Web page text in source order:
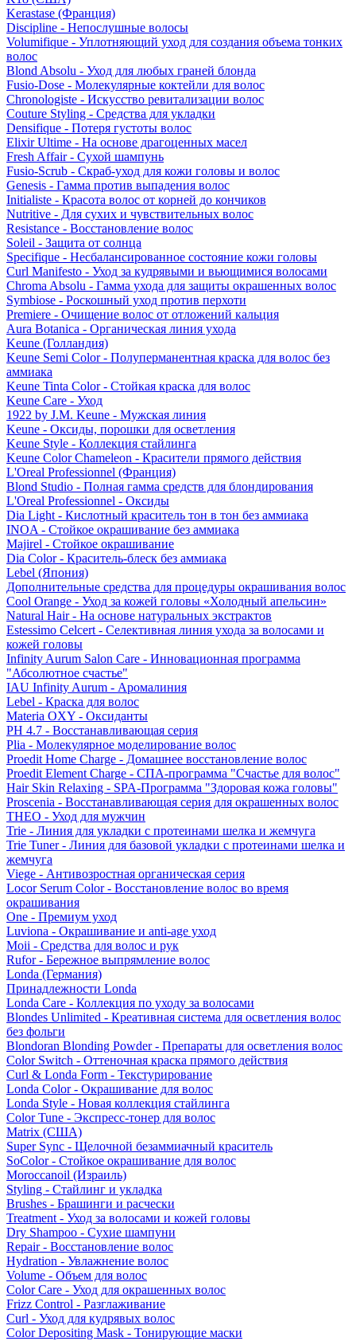
Kerastase (Франция)
Discipline - Непослушные волосы
Volumifique - Уплотняющий уход для создания объема тонких
волос
Blond Absolu - Уход для любых граней блонда
Fusio-Dose - Молекулярные коктейли для волос
Chronologiste - Искусство ревитализации волос
Couture Styling - Средства для укладки
Densifique - Потеря густоты волос
Elixir Ultime - На основе драгоценных масел
Fresh Affair - Сухой шампунь
Fusio-Scrub - Скраб-уход для кожи головы и волос
Genesis - Гамма против выпадения волос
Initialiste - Красота волос от корней до кончиков
Nutritive - Для сухих и чувствительных волос
Resistance - Восстановление волос
Soleil - Защита от солнца
Specifique - Несбалансированное состояние кожи головы
Curl Manifesto - Уход за кудрявыми и вьющимися волосами
Chroma Absolu - Гамма ухода для защиты окрашенных волос
Symbiose - Роскошный уход против перхоти
Premiere - Очищение волос от отложений кальция
Aura Botanica - Органическая линия ухода
Keune (Голландия)
Keune Semi Color - Полуперманентная краска для волос без
аммиака
Keune Tinta Color - Стойкая краска для волос
Keune Care - Уход
1922 by J.M. Keune - Мужская линия
Keune - Оксиды, порошки для осветления
Keune Style - Коллекция стайлинга
Keune Color Chameleon - Красители прямого действия
L'Oreal Professionnel (Франция)
Blond Studio - Полная гамма средств для блондирования
L'Oreal Professionnel - Оксиды
Dia Light - Кислотный краситель тон в тон без аммиака
INOA - Стойкое окрашивание без аммиака
Majirel - Стойкое окрашивание
Dia Color - Краситель-блеск без аммиака
Lebel (Япония)
Дополнительные средства для процедуры окрашивания волос
Cool Orange - Уход за кожей головы «Холодный апельсин»
Natural Hair - На основе натуральных экстрактов
Estessimo Celcert - Селективная линия ухода за волосами и
кожей головы
Infinity Aurum Salon Care - Инновационная программа
"Абсолютное счастье"
IAU Infinity Aurum - Аромалиния
Lebel - Краска для волос
Materia OXY - Оксиданты
PH 4.7 - Восстанавливающая серия
Plia - Молекулярное моделирование волос
Proedit Home Charge - Домашнее восстановление волос
Proedit Element Charge - СПА-программа "Счастье для волос"
Hair Skin Relaxing - SPA-Программа "Здоровая кожа головы"
Proscenia - Восстанавливающая серия для окрашенных волос
THEO - Уход для мужчин
Trie - Линия для укладки с протеинами шелка и жемчуга
Trie Tuner - Линия для базовой укладки с протеинами шелка и
жемчуга
Viege - Антивозростная органическая серия
Locor Serum Color - Восстановление волос во время
окрашивания
One - Премиум уход
Luviona - Окрашивание и anti-age уход
Moii - Средства для волос и рук
Rufor - Бережное выпрямление волос
Londa (Германия)
Принадлежности Londa
Londa Care - Коллекция по уходу за волосами
Blondes Unlimited - Креативная система для осветления волос
без фольги
Blondoran Blonding Powder - Препараты для осветления волос
Color Switch - Оттеночная краска прямого действия
Curl & Londa Form - Текстурирование
Londa Color - Окрашивание для волос
Londa Style - Новая коллекция стайлинга
Color Tune - Экспресс-тонер для волос
Matrix (США)
Super Sync - Щелочной безаммиачный краситель
SoColor - Стойкое окрашивание для волос
Moroccanoil (Израиль)
Styling - Стайлинг и укладка
Brushes - Брашинги и расчески
Treatment - Уход за волосами и кожей головы
Dry Shampoo - Сухие шампуни
Repair - Восстановление волос
Hydration - Увлажнение волос
Volume - Объем для волос
Color Care - Уход для окрашенных волос
Frizz Control - Разглаживание
Curl - Уход для кудрявых волос
Color Depositing Mask - Тонирующие маски